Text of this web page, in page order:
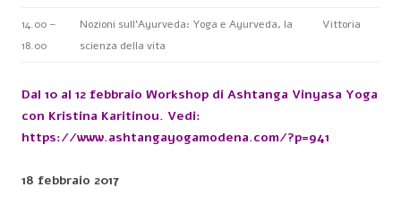
14.00 –
18.00
Nozioni sull’Ayurveda: Yoga e Ayurveda, la
scienza della vita
Vittoria
Dal 10 al 12 febbraio Workshop di Ashtanga Vinyasa Yoga
con Kristina Karitinou. Vedi:
https://www.ashtangayogamodena.com/?p=941
18 febbraio 2017